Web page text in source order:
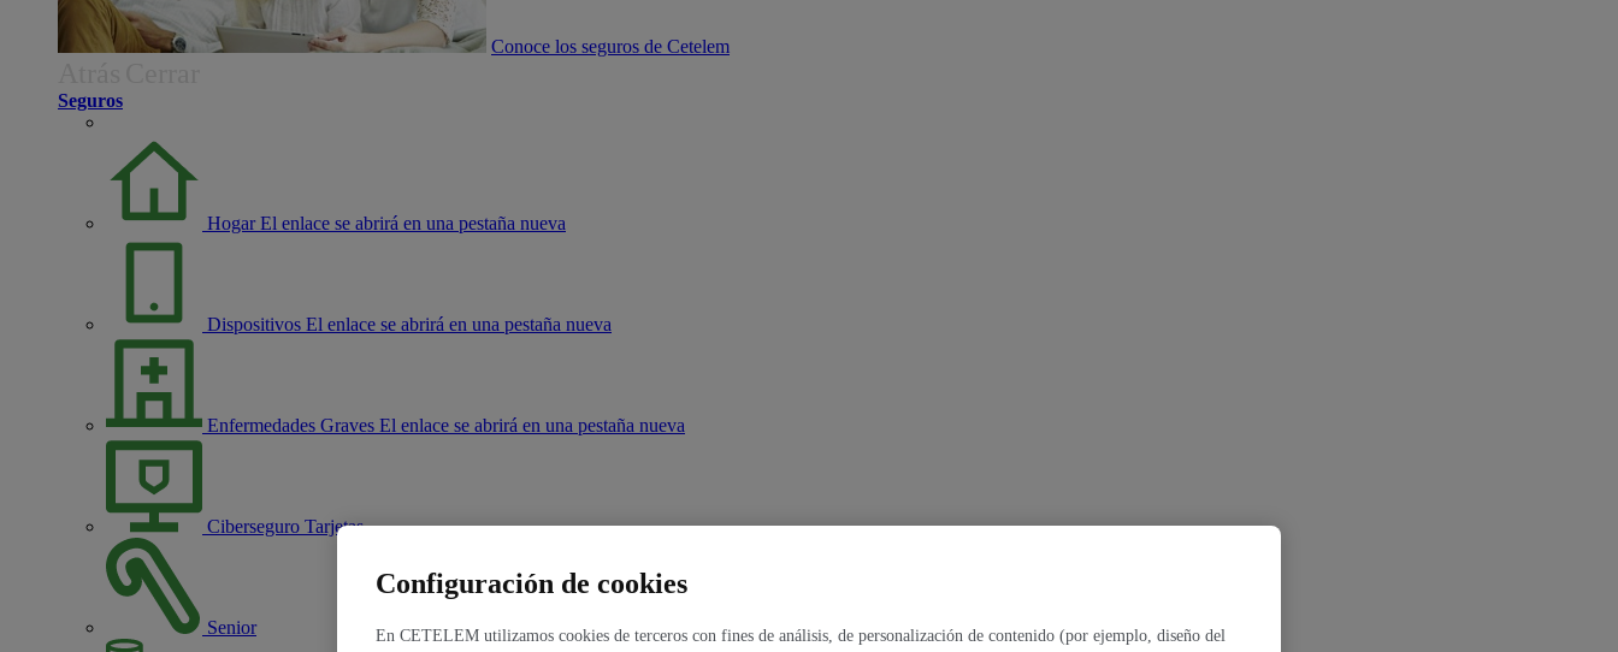
Conoce los seguros de Cetelem
Seguros
Hogar El enlace se abrirá en una pestaña nueva
Dispositivos El enlace se abrirá en una pestaña nueva
Enfermedades Graves El enlace se abrirá en una pestaña nueva
Ciberseguro Tarjetas
Senior
Configuración de cookies
En CETELEM utilizamos cookies de terceros con fines de análisis, de personalización de contenido (por ejemplo, diseño del